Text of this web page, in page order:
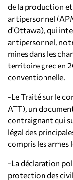
de la production
antipersonnel
d'Ottawa), qui
antipersonnel,
mines dans les
territoire grec en
conventionnelle.
-Le Traité sur le
ATT), un
contraignant qui
légal des
compris les armes
-La déclaration
protection des